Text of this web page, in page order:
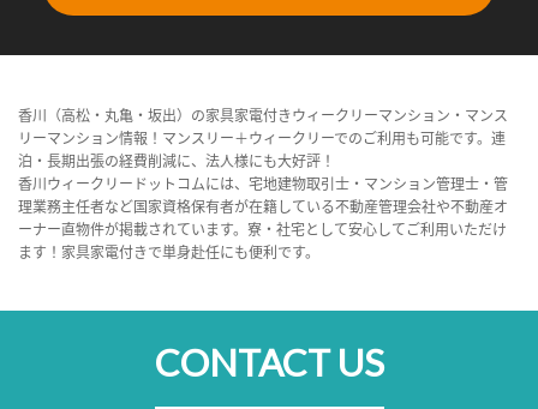
香川（高松・丸亀・坂出）の家具家電付きウィークリーマンション・マンス
リーマンション情報！マンスリー＋ウィークリーでのご利用も可能です。連
泊・長期出張の経費削減に、法人様にも大好評！
香川ウィークリードットコムには、宅地建物取引士・マンション管理士・管
理業務主任者など国家資格保有者が在籍している不動産管理会社や不動産オ
ーナー直物件が掲載されています。寮・社宅として安心してご利用いただけ
ます！家具家電付きで単身赴任にも便利です。
CONTACT US